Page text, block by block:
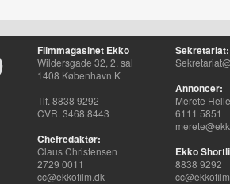
Filmmagasinet Ekko
Wildersgade 32, 2. sal
1408 København K
Tlf. 8838 9292
CVR. 3468 8443
Chefredaktør:
Claus Christensen
2729 0011
cc@ekkofilm.dk
Sekretariat:
Annoncer:
Merete
6111 5851
Ekko
8838 9292